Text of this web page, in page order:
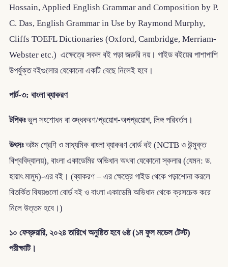
Hossain, Applied English Grammar and Composition by P.
C. Das, English Grammar in Use by Raymond Murphy,
Cliffs TOEFL Dictionaries (Oxford, Cambridge, Merriam-
Webster etc.) এক্ষেত্রে সকল বই পড়া জরুরি নয়। গাইড বইয়ের পাশাপাশি
উপর্যুক্ত বইগুলোর যেকোনো একটি বেছে নিলেই হবে।
পার্ট-৩: বাংলা ব্যাকরণ
টপিকঃভুল সংশোধন বা শুদ্ধকরণ/প্রয়োগ-অপপ্রয়োগ, লিঙ্গ পরিবর্তন।
উৎসঃঅষ্টম শ্রেণি ও মাধ্যমিক বাংলা ব্যাকরণ বোর্ড বই (NCTB ও উন্মুক্ত
বিশ্ববিদ্যালয়), বাংলা একাডেমির অভিধান অথবা যেকোনো স্কলার (যেমন: ড.
হায়াৎ মামুদ)-এর বই। (ব্যাকরণ – এর ক্ষেত্রে গাইড থেকে পড়াশোনা করলে
বিতর্কিত বিষয়গুলো বোর্ড বই ও বাংলা একাডেমি অভিধান থেকে ক্রসচেক করে
নিলে উত্তম হবে।)
১০ ফেব্রুয়ারি, ২০২৪ তারিখে অনুষ্ঠিত হবে ৬ষ্ঠ (১ম ফুল মডেল টেস্ট)
পরীক্ষাটি।